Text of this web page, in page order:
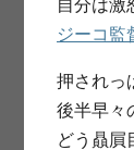
自分は激
ジーコ監
押されっ
後半早々
どう贔屓